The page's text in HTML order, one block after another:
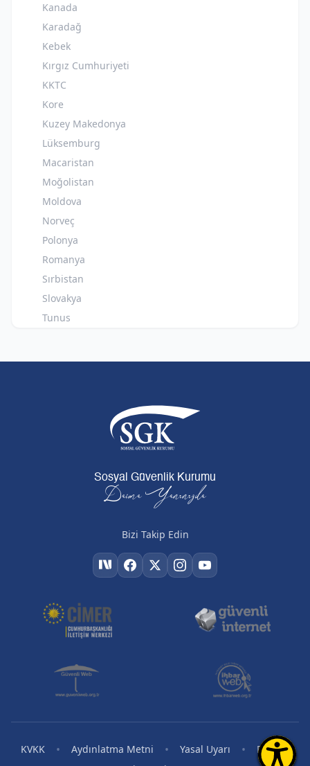
Kanada
Karadağ
Kebek
Kırgız Cumhuriyeti
KKTC
Kore
Kuzey Makedonya
Lüksemburg
Macaristan
Moğolistan
Moldova
Norveç
Polonya
Romanya
Sırbistan
Slovakya
Tunus
Sosyal Güvenlik Kurumu
Daima Yanınızda
Bizi Takip Edin
KVKK • Aydınlatma Metni • Yasal Uyarı • RSS •